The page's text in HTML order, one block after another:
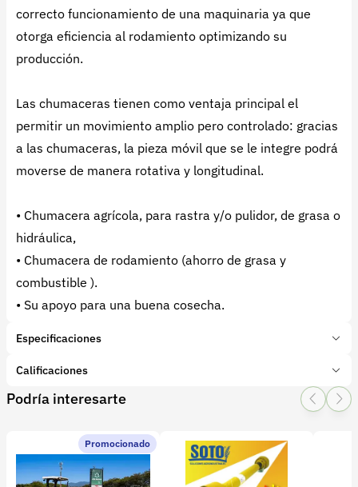
correcto funcionamiento de una maquinaria ya que
otorga eficiencia al rodamiento optimizando su
producción.
Las chumaceras tienen como ventaja principal el
permitir un movimiento amplio pero controlado: gracias
a las chumaceras, la pieza móvil que se le integre podrá
moverse de manera rotativa y longitudinal.
• Chumacera agrícola, para rastra y/o pulidor, de grasa o
hidráulica,
• Chumacera de rodamiento (ahorro de grasa y
combustible ).
• Su apoyo para una buena cosecha.
Especificaciones
Marca:
Soto
Tipo de producto:Insumo
Subcategoría:Rastras
Calificaciones
1 Star
2 Star
3 Star4 Star
0 calificaciones
Podría interesarte
Promocionado